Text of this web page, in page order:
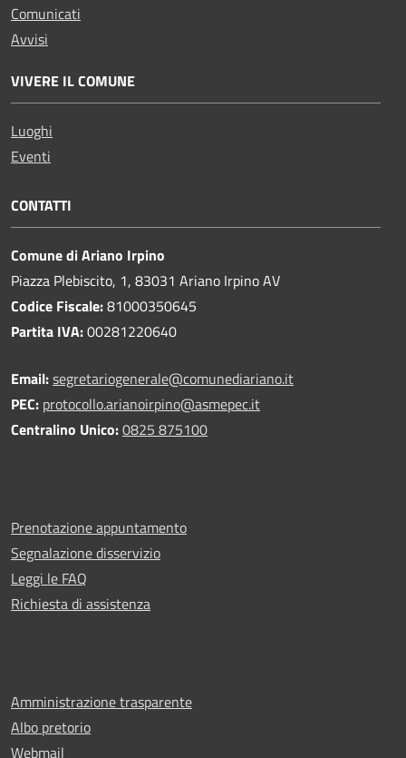
Comunicati
Avvisi
VIVERE IL COMUNE
Luoghi
Eventi
CONTATTI
Comune di Ariano Irpino
Piazza Plebiscito, 1, 83031 Ariano Irpino AV
Codice Fiscale:81000350645
Partita IVA:00281220640
Email:segretariogenerale@comunediariano.it
PEC: protocollo.arianoirpino@asmepec.it
Centralino Unico:0825 875100
Prenotazione appuntamento
Segnalazione disservizio
Leggi le FAQ
Richiesta di assistenza
Amministrazione trasparente
Albo pretorio
Webmail